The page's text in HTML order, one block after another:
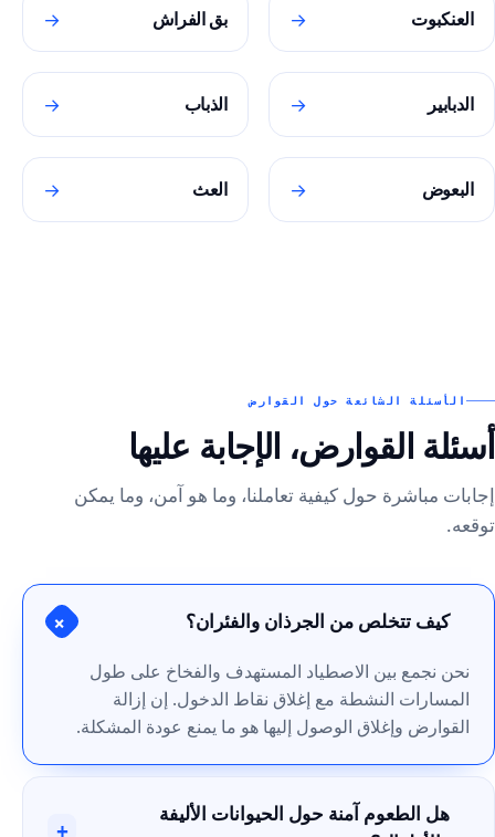
العنكبوت → بق الفراش →
الدبابير → الذباب →
البعوض → العث →
الأسئلة الشائعة حول القوارض
أسئلة القوارض، الإجابة عليها
إجابات مباشرة حول كيفية تعاملنا، وما هو آمن، وما يمكن
توقعه.
كيف تتخلص من الجرذان والفئران؟ +
نحن نجمع بين الاصطياد المستهدف والفخاخ على طول
المسارات النشطة مع إغلاق نقاط الدخول. إن إزالة
القوارض وإغلاق الوصول إليها هو ما يمنع عودة المشكلة.
هل الطعوم آمنة حول الحيوانات الأليفة
+